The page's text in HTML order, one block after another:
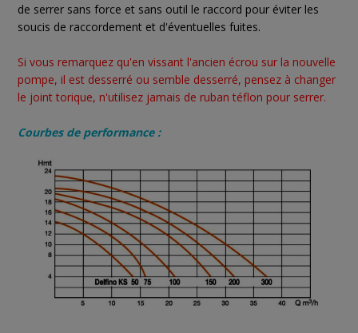
de serrer sans force et sans outil le raccord pour éviter les
soucis de raccordement et d'éventuelles fuites.
Si vous remarquez qu'en vissant l'ancien écrou sur la nouvelle
pompe, il est desserré ou semble desserré, pensez à changer
le joint torique, n'utilisez jamais de ruban téflon pour serrer.
Courbes de performance :